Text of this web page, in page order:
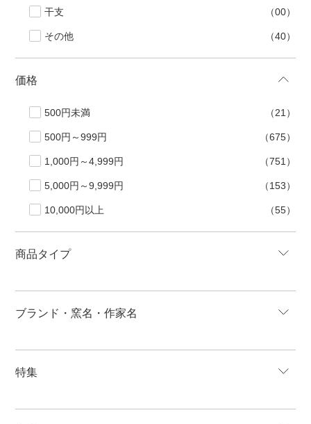
干支 （00）
その他 （40）
価格
500円未満 （21）
500円～999円 （675）
1,000円～4,999円 （751）
5,000円～9,999円 （153）
10,000円以上 （55）
商品タイプ
ブランド・窯名・作家名
特集